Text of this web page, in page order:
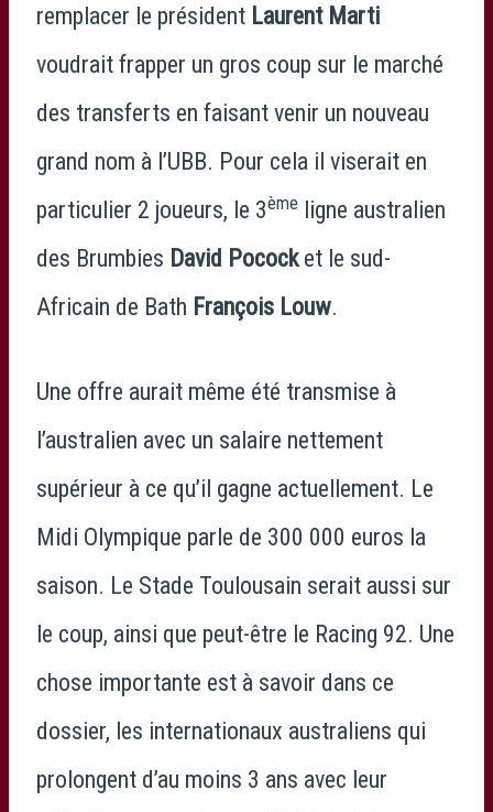
remplacer le président Laurent Marti
voudrait frapper un gros coup sur le marché
des transferts en faisant venir un nouveau
grand nom à l’UBB. Pour cela il viserait en
particulier 2 joueurs, le 3ème ligne australien
des Brumbies David Pococket le sud-
Africain de Bath François Louw.
Une offre aurait même été transmise à
l’australien avec un salaire nettement
supérieur à ce qu’il gagne actuellement. Le
Midi Olympique parle de 300 000 euros la
saison. Le Stade Toulousain serait aussi sur
le coup, ainsi que peut-être le Racing 92. Une
chose importante est à savoir dans ce
dossier, les internationaux australiens qui
prolongent d’au moins 3 ans avec leur